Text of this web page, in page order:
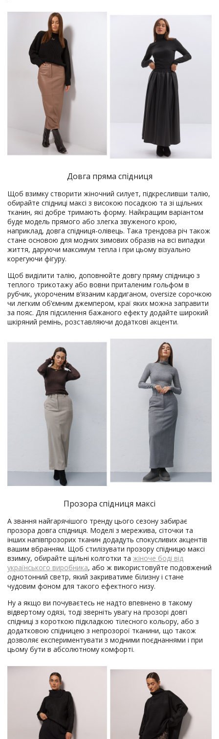
Довга пряма спідниця
Щоб взимку створити жіночний силует, підкресливши талію,
обирайте спідниці максі з високою посадкою та зі щільних
тканин, які добре тримають форму. Найкращим варіантом
буде модель прямого або злегка звуженого крою,
наприклад, довга спідниця-олівець. Така трендова річ також
стане основою для модних зимових образів на всі випадки
життя, даруючи максимум тепла і при цьому візуально
корегуючи фігуру.
Щоб виділити талію, доповнюйте довгу пряму спідницю з
теплого трикотажу або вовни приталеним гольфом в
рубчик, укороченим в’язаним кардиганом, oversize сорочкою
чи легким об’ємним джемпером, краї яких можна заправити
за пояс. Для підсилення бажаного ефекту додайте широкий
шкіряний ремінь, розставляючи додаткові акценти.
Прозора спідниця максі
А звання найгарячішого тренду цього сезону забирає
прозора довга спідниця. Моделі з мережива, сіточки та
інших напівпрозорих тканин додадуть спокусливих акцентів
вашим вбранням. Щоб стилізувати прозору спідницю максі
взимку, обирайте щільні колготки та жіноче боді від
українського виробника, або ж використовуйте подовжений
однотонний светр, який закриватиме білизну і стане
чудовим фоном для такого ефектного низу.
Ну а якщо ви почуваєтесь не надто впевнено в такому
відвертому одязі, тоді зверніть увагу на прозорі довгі
спідниці з короткою підкладкою тілесного кольору, або з
додатковою спідницею з непрозорої тканини, що також
дозволяє експериментувати з модними поєднаннями і при
цьому бути в абсолютному комфорті.